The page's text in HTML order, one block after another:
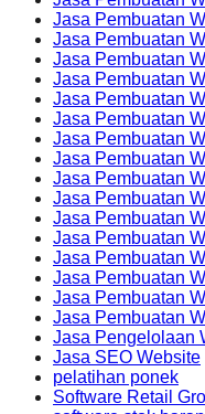
Jasa Pembuatan
Jasa Pembuatan
Jasa Pembuatan
Jasa Pembuatan
Jasa Pembuatan
Jasa Pembuatan
Jasa Pembuatan
Jasa Pembuatan
Jasa Pembuatan
Jasa Pembuatan
Jasa Pembuatan
Jasa Pembuatan
Jasa Pembuatan
Jasa Pembuatan
Jasa Pembuatan
Jasa Pembuatan
Jasa Pengelolaan
Jasa SEO Website
pelatihan ponek
Software Retail